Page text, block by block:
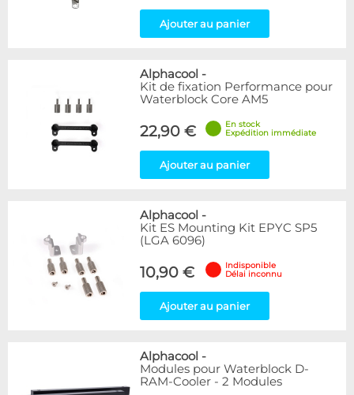
Ajouter au panier
Alphacool -
Kit de fixation Performance pour
Waterblock Core AM5
22,90 €
En stock
Expédition immédiate
Ajouter au panier
Alphacool -
Kit ES Mounting Kit EPYC SP5
(LGA 6096)
10,90 €
Indisponible
Délai inconnu
Ajouter au panier
Alphacool -
Modules pour Waterblock D-
RAM-Cooler - 2 Modules